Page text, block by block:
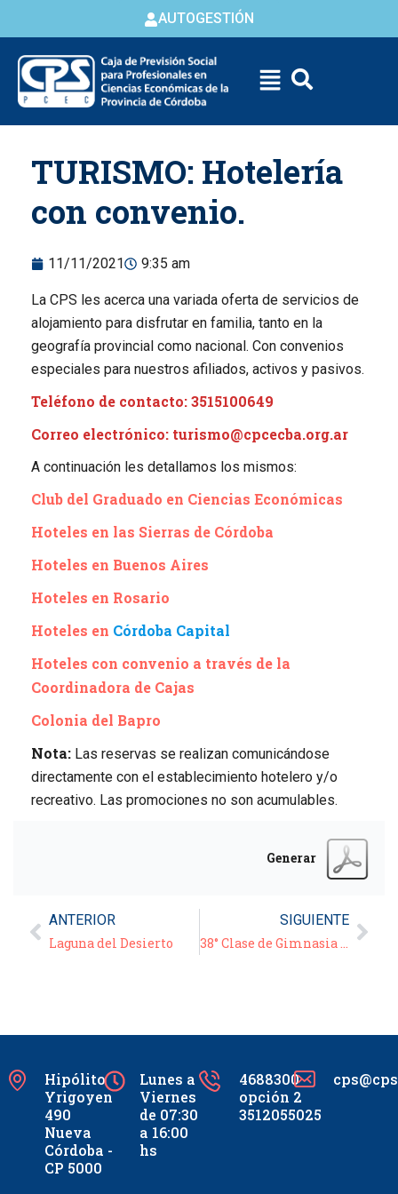
AUTOGESTIÓN
content
TURISMO: Hotelería
con convenio.
11/11/2021 9:35 am
La CPS les acerca una variada oferta de servicios de
alojamiento para disfrutar en familia, tanto en la
geografía provincial como nacional. Con convenios
especiales para nuestros afiliados, activos y pasivos.
Teléfono de contacto: 3515100649
Correo electrónico: turismo@cpcecba.org.ar
A continuación les detallamos los mismos:
Club del Graduado en Ciencias Económicas
Hoteles en las Sierras de Córdoba
Hoteles en Buenos Aires
Hoteles en Rosario
Hoteles en Córdoba Capital
Hoteles con convenio a través de la
Coordinadora de Cajas
Colonia del Bapro
Nota: Las reservas se realizan comunicándose
directamente con el establecimiento hotelero y/o
recreativo. Las promociones no son acumulables.
Generar
ANTERIOR
Laguna del Desierto
SIGUIENTE
38° Clase de Gimnasia para Adultos
Hipólito
Yrigoyen
490
Nueva
Córdoba -
CP 5000
Lunes a
Viernes
de 07:30
a 16:00
hs
4688300
opción 2
3512055025